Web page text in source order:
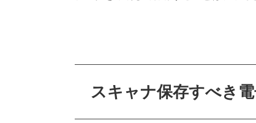
スキャナ保存すべき